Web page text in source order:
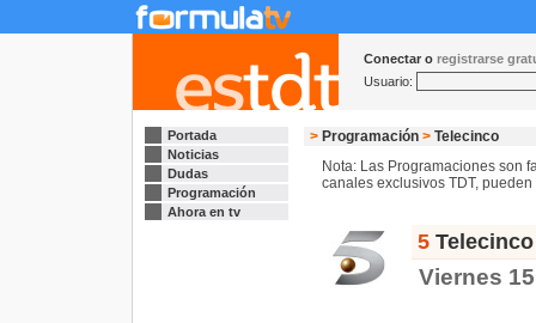
Conectar o registrarse
Usuario:
Portada
Noticias
Dudas
Programación
Ahora en tv
> Programación > Telecinco
Nota: Las Programaciones son
canales exclusivos TDT,
5
Viernes